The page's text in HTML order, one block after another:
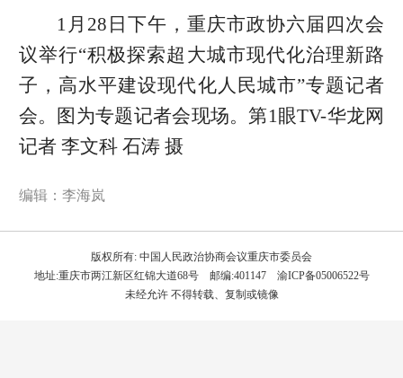
1月28日下午，重庆市政协六届四次会
议举行“积极探索超大城市现代化治理新路
子，高水平建设现代化人民城市”专题记者
会。图为专题记者会现场。第1眼TV-华龙网
记者 李文科 石涛 摄
编辑：李海岚
版权所有: 中国人民政治协商会议重庆市委员会
地址:重庆市两江新区红锦大道68号 邮编:401147 渝ICP备05006522号
未经允许 不得转载、复制或镜像